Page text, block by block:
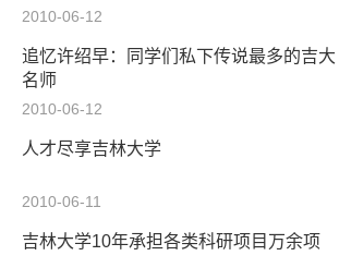
2010-06-12
追忆许绍早：同学们私下传说最多的吉大
名师
2010-06-12
人才尽享吉林大学
2010-06-11
吉林大学10年承担各类科研项目万余项